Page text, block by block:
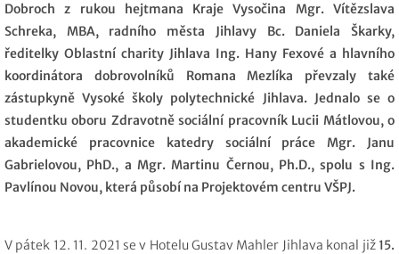
Dobroch z rukou hejtmana Kraje Vysočina Mgr. Vítězslava
Schreka, MBA, radního města Jihlavy Bc. Daniela Škarky,
ředitelky Oblastní charity Jihlava Ing. Hany Fexové a hlavního
koordinátora dobrovolníků Romana Mezlíka převzaly také
zástupkyně Vysoké školy polytechnické Jihlava. Jednalo se o
studentku oboru Zdravotně sociální pracovník Lucii Mátlovou, o
akademické pracovnice katedry sociální práce Mgr. Janu
Gabrielovou, PhD., a Mgr. Martinu Černou, Ph.D., spolu s Ing.
Pavlínou Novou, která působí na Projektovém centru VŠPJ.
V pátek 12. 11. 2021 se v Hotelu Gustav Mahler Jihlava konal již 15.